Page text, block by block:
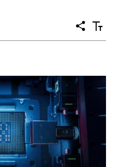
공
유
텍
스